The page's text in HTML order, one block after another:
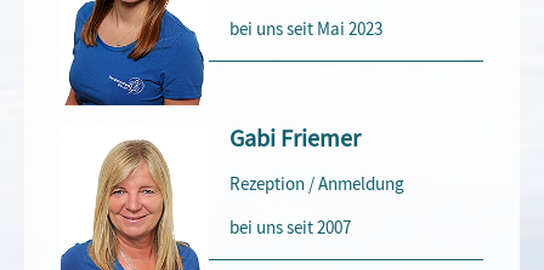
bei uns seit Mai 2023
Gabi Friemer
Rezeption / Anmeldung
bei uns seit 2007